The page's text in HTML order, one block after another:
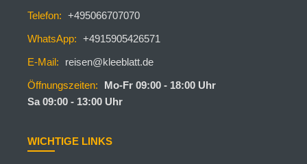
Telefon: +495066707070
WhatsApp: +4915905426571
E-Mail:
reisen@kleeblatt.de
Öffnungszeiten:
Mo-Fr 09:00 - 18:00 Uhr
Sa 09:00 - 13:00 Uhr
WICHTIGE LINKS